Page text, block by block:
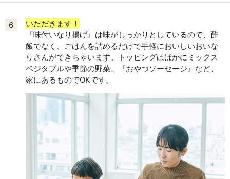
6
いただきます！
『味付いなり揚げ』は味がしっかりとしているので、酢
飯でなく、ごはんを詰めるだけで手軽においしいおいな
りさんができちゃいます。トッピングはほかにミックス
ベジタブルや季節の野菜、『おやつソーセージ』など、
家にあるものでOKです。